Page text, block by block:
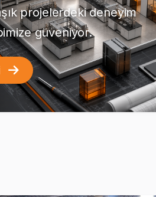
projelerdeki deneyim
güveniyor.